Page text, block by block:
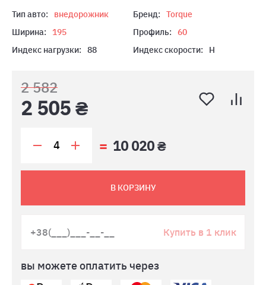
Тип авто: внедорожник Бренд:
Torque
Ширина:
195 Профиль:
60
Индекс нагрузки:
88 Индекс скорости: H
2 582
2 505 ₴
10 020 ₴
В КОРЗИНУ
Купить в 1 клик
вы можете оплатить через